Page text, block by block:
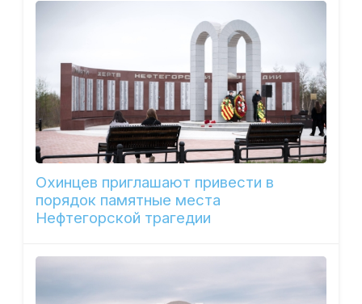
Охинцев приглашают привести в
порядок памятные места
Нефтегорской трагедии